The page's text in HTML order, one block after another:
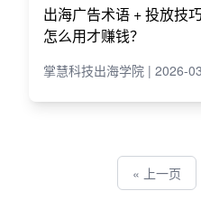
出海广告术语 + 投放技
怎么用才赚钱？
掌慧科技出海学院 | 2026-
« 上一页